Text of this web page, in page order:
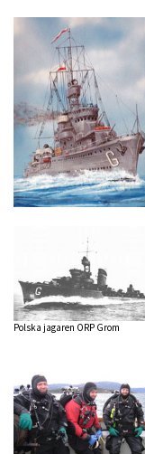
Polska jagaren ORP Grom